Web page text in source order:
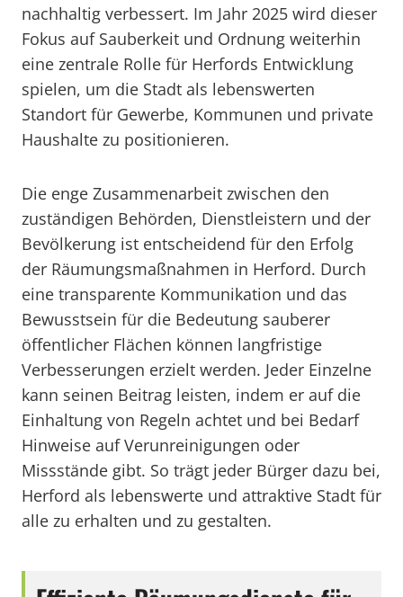
nachhaltig verbessert. Im Jahr 2025 wird dieser
Fokus auf Sauberkeit und Ordnung weiterhin
eine zentrale Rolle für Herfords Entwicklung
spielen, um die Stadt als lebenswerten
Standort für Gewerbe, Kommunen und private
Haushalte zu positionieren.
Die enge Zusammenarbeit zwischen den
zuständigen Behörden, Dienstleistern und der
Bevölkerung ist entscheidend für den Erfolg
der Räumungsmaßnahmen in Herford. Durch
eine transparente Kommunikation und das
Bewusstsein für die Bedeutung sauberer
öffentlicher Flächen können langfristige
Verbesserungen erzielt werden. Jeder Einzelne
kann seinen Beitrag leisten, indem er auf die
Einhaltung von Regeln achtet und bei Bedarf
Hinweise auf Verunreinigungen oder
Missstände gibt. So trägt jeder Bürger dazu bei,
Herford als lebenswerte und attraktive Stadt für
alle zu erhalten und zu gestalten.